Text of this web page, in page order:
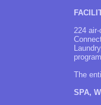
224
The
SPA,